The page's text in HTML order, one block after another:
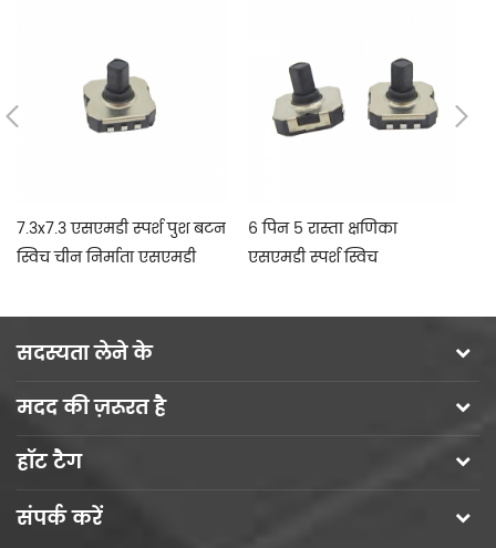
7.3x7.3 एसएमडी स्पर्श पुश बटन
स्विच चीन निर्माता एसएमडी
6 पिन 5 रास्ता क्षणिका
एसएमडी स्पर्श स्विच
सदस्यता लेने के
मदद की ज़रूरत है
हॉट टैग
संपर्क करें